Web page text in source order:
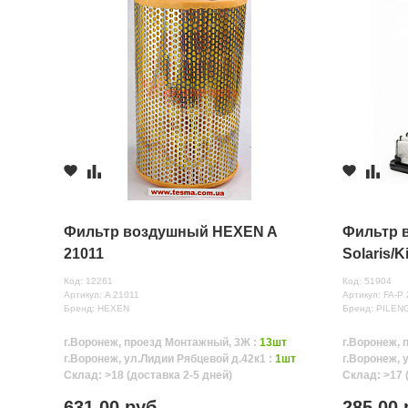
Фильтр воздушный HEXEN A
21011
Код: 12261
Артикул: A 21011
Бренд: HEXEN
г.Воронеж, проезд Монтажный, 3Ж : 13шт
г.Воронеж, ул.Лидии Рябцевой д.42к1 : 1шт
Склад: >18 (доставка 2-5 дней)
Фильтр
Solaris/
Код: 51904
Артикул: FA-P
Бренд:
г.Воронеж,
г.Воронеж,
Склад: >17